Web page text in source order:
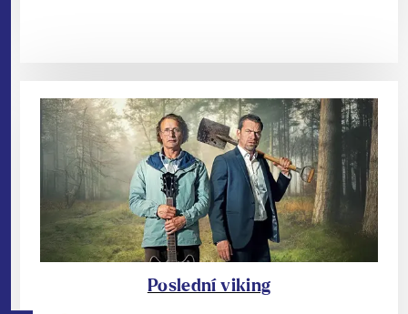
Poslední viking